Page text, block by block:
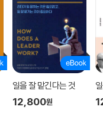
일을 잘 맡긴다는 것
12,800원